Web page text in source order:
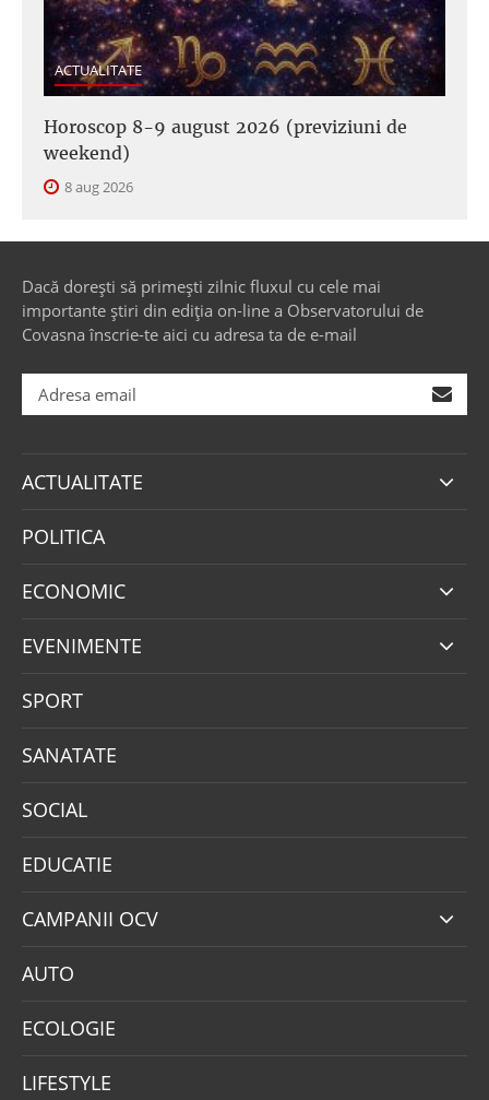
ACTUALITATE
Horoscop 8-9 august 2026 (previziuni de
weekend)
8 aug 2026
Dacă dorești să primești zilnic fluxul cu cele mai
importante știri din ediția on-line a Observatorului de
Covasna înscrie-te aici cu adresa ta de e-mail
ACTUALITATE
POLITICA
ECONOMIC
EVENIMENTE
SPORT
SANATATE
SOCIAL
EDUCATIE
CAMPANII OCV
AUTO
ECOLOGIE
LIFESTYLE